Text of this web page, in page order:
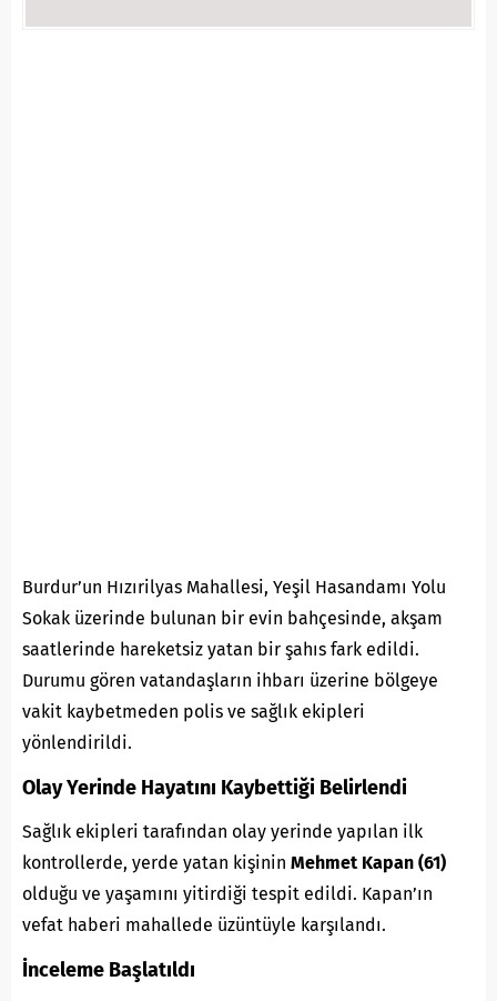
Burdur’un Hızırilyas Mahallesi, Yeşil Hasandamı Yolu
Sokak üzerinde bulunan bir evin bahçesinde, akşam
saatlerinde hareketsiz yatan bir şahıs fark edildi.
Durumu gören vatandaşların ihbarı üzerine bölgeye
vakit kaybetmeden polis ve sağlık ekipleri
yönlendirildi.
Olay Yerinde Hayatını Kaybettiği Belirlendi
Sağlık ekipleri tarafından olay yerinde yapılan ilk
kontrollerde, yerde yatan kişinin Mehmet Kapan (61)
olduğu ve yaşamını yitirdiği tespit edildi. Kapan’ın
vefat haberi mahallede üzüntüyle karşılandı.
İnceleme Başlatıldı